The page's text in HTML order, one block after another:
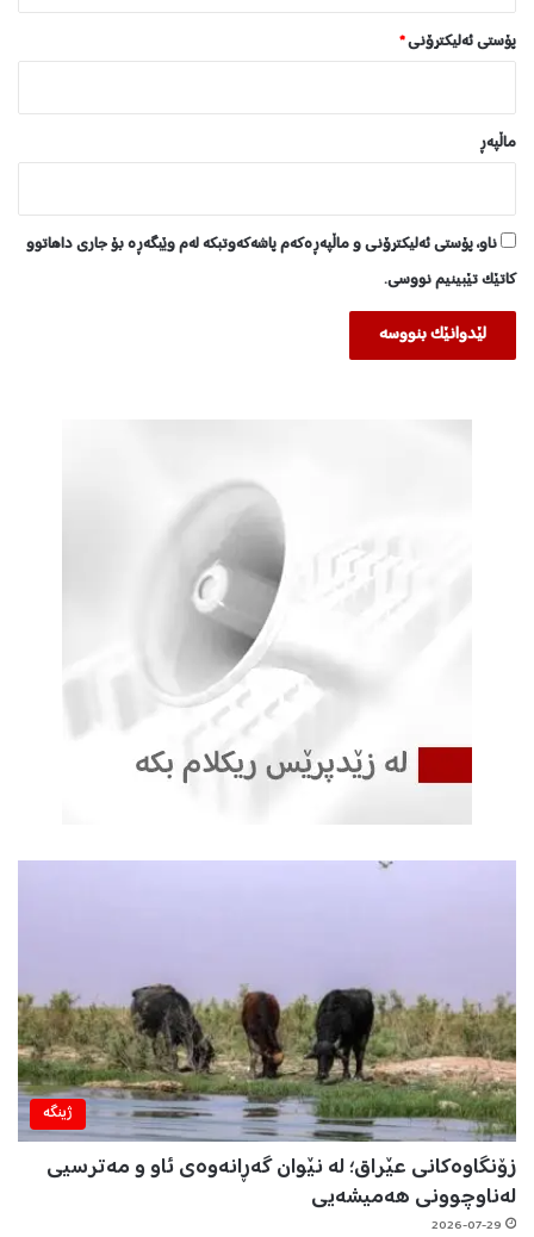
پۆستی ئەلیکترۆنی*
ماڵپه‌ڕ
ناو، پۆستی ئەلیکترۆنی و ماڵپەڕەکەم پاشەکەوتبکە لەم وێبگەڕە بۆ جاری داهاتوو
کاتێک تێبینیم نووسی.
ژینگه‌
زۆنگاوەکانی عێراق؛ لە نێوان گەڕانەوەی ئاو و مەترسیی
لەناوچوونی هەمیشەیی
2026-07-29